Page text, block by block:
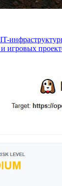
и игровых